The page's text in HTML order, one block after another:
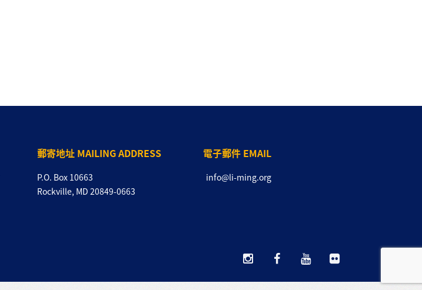
郵寄地址 MAILING ADDRESS
P.O. Box 10663
Rockville, MD 20849-0663
電子郵件 EMAIL
info@li-ming.org